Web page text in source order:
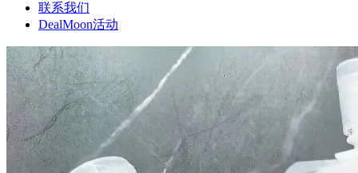
联系我们
DealMoon活动